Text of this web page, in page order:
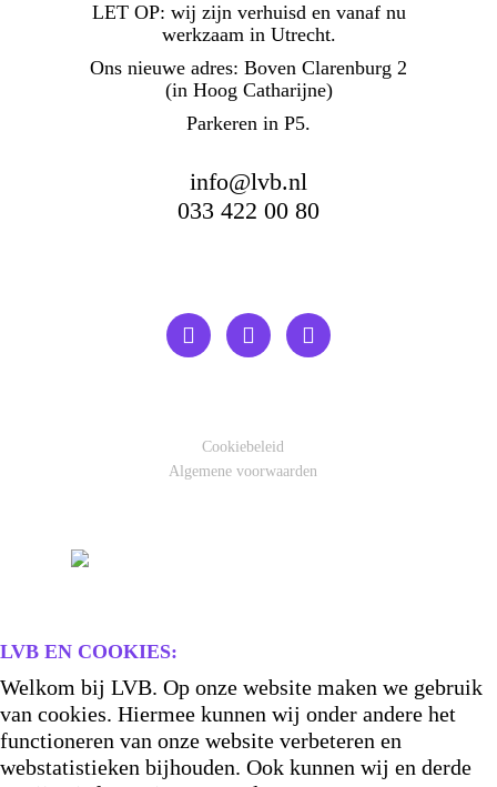
LET OP: wij zijn verhuisd en vanaf nu
werkzaam in Utrecht.
Ons nieuwe adres: Boven Clarenburg 2
(in Hoog Catharijne)
Parkeren in P5.
info@lvb.nl
033 422 00 80
Cookiebeleid
Algemene voorwaarden
LVB EN COOKIES:
Welkom bij LVB. Op onze website maken we gebruik
van cookies. Hiermee kunnen wij onder andere het
functioneren van onze website verbeteren en
webstatistieken bijhouden. Ook kunnen wij en derde